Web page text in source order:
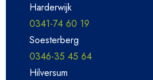
Harderwijk
0341-74 60 19
Soesterberg
0346-35 45 64
Hilversum